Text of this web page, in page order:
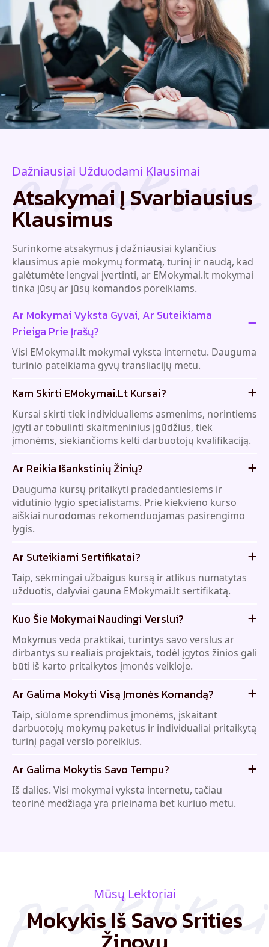
Atsakymai Į Svarbiausius
Klausimus
atsakome
klausimus apie mokymų formatą, turinį ir naudą, kad
galėtumėte lengvai įvertinti, ar EMokymai.lt mokymai
tinka jūsų ar jūsų komandos poreikiams.
Prieiga Prie Įrašų?
Visi EMokymai.lt mokymai vyksta internetu. Dauguma
turinio pateikiama gyvų transliacijų metu.
Kursai skirti tiek individualiems asmenims, norintiems
įgyti ar tobulinti skaitmeninius įgūdžius, tiek
įmonėms, siekiančioms kelti darbuotojų kvalifikaciją.
Dauguma kursų pritaikyti pradedantiesiems ir
vidutinio lygio specialistams. Prie kiekvieno kurso
aiškiai nurodomas rekomenduojamas pasirengimo
lygis.
užduotis, dalyviai gauna EMokymai.lt sertifikatą.
Mokymus veda praktikai, turintys savo verslus ar
dirbantys su realiais projektais, todėl įgytos žinios gali
būti iš karto pritaikytos įmonės veikloje.
Taip, siūlome sprendimus įmonėms, įskaitant
darbuotojų mokymų paketus ir individualiai pritaikytą
turinį pagal verslo poreikius.
Iš dalies. Visi mokymai vyksta internetu, tačiau
teorinė medžiaga yra prieinama bet kuriuo metu.
Mokykis Iš Savo Srities
Žinovų
praktikai